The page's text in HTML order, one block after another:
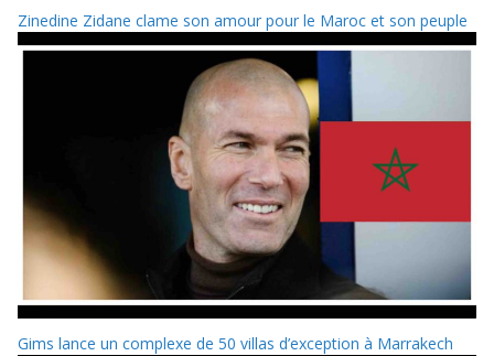
Zinedine Zidane clame son amour pour le Maroc et son peuple
Gims lance un complexe de 50 villas d’exception à Marrakech